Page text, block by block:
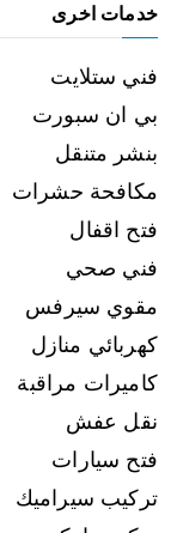
خدمات اخرى
فني ستلايت
بي ان سبورت
بنشر متنقل
مكافحة حشرات
فتح اقفال
فني صحي
مقوي سيرفس
كهربائي منازل
كاميرات مراقبة
نقل عفش
فتح سيارات
تركيب سيراميك